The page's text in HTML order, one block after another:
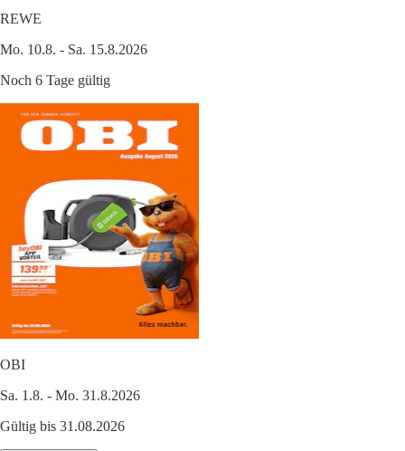
REWE
Mo. 10.8. - Sa. 15.8.2026
Noch 6 Tage gültig
OBI
Sa. 1.8. - Mo. 31.8.2026
Gültig bis 31.08.2026